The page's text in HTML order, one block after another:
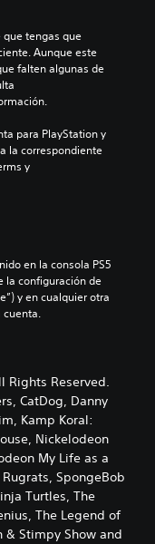
que tengas que
Aunque este
falten algunas de
para PlayStation y
la correspondiente
y
en la consola PS5
la configuración de
y en cualquier otra
cuenta.
Rights Reserved.
CatDog, Danny
Kamp Koral:
Nickelodeon
My Life as a
SpongeBob
Turtles, The
The Legend of
& Stimpy Show and